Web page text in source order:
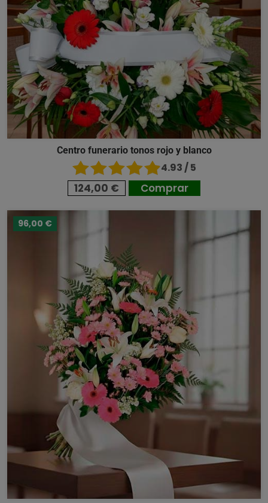
Centro funerario tonos rojo y blanco
4.93 / 5
124,00 € Comprar
96,00 €